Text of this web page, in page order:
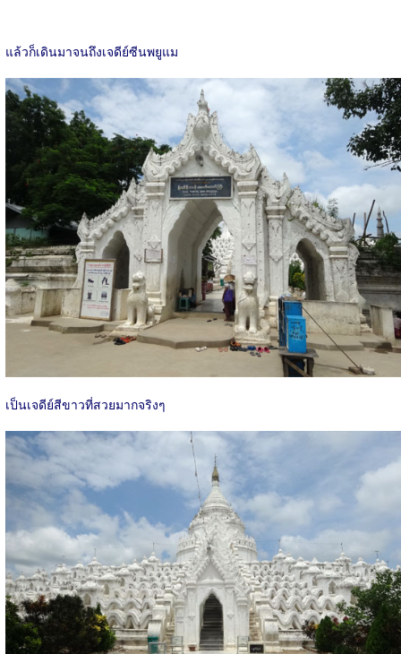
แล้วก็เดินมาจนถึงเจดีย์ซีนพยูแม
เป็นเจดีย์สีขาวที่สวยมากจริงๆ